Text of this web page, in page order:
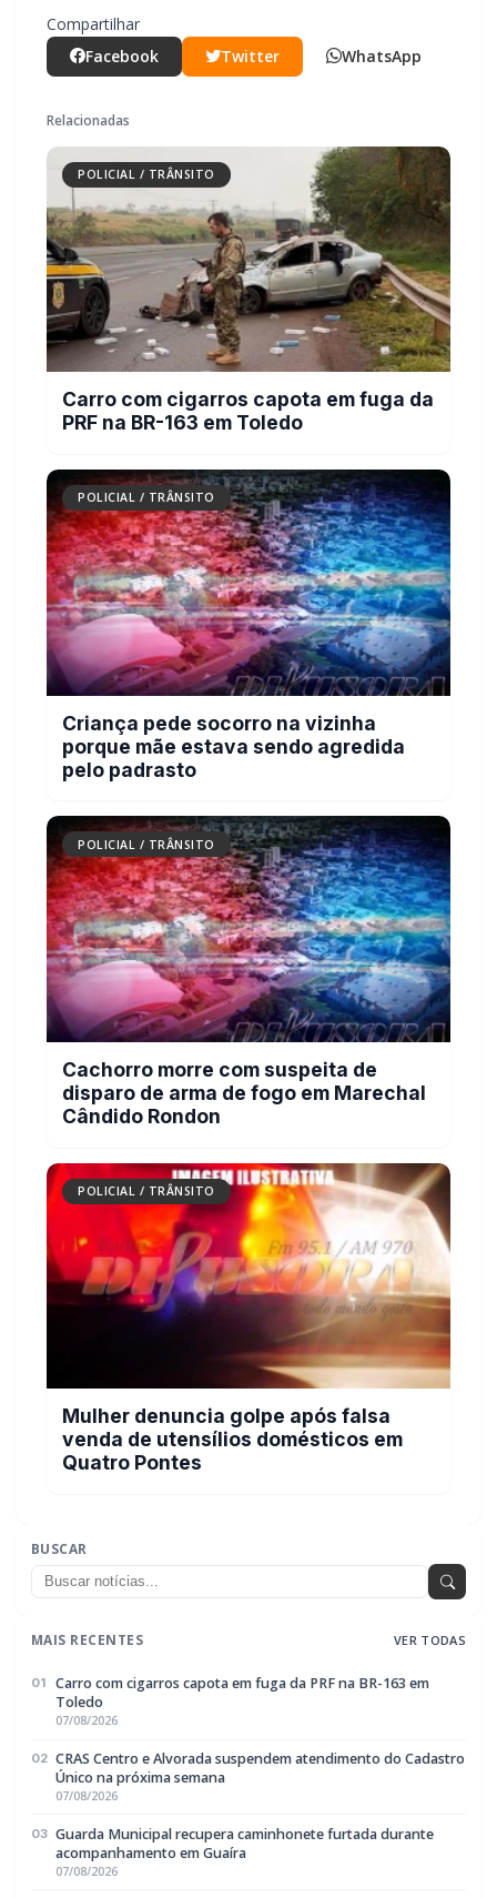
Compartilhar
Facebook
Twitter WhatsApp
Relacionadas
POLICIAL / TRÂNSITO
Carro com cigarros capota em fuga da
PRF na BR-163 em Toledo
POLICIAL / TRÂNSITO
Criança pede socorro na vizinha
porque mãe estava sendo agredida
pelo padrasto
POLICIAL / TRÂNSITO
Cachorro morre com suspeita de
disparo de arma de fogo em Marechal
Cândido Rondon
POLICIAL / TRÂNSITO
Mulher denuncia golpe após falsa
venda de utensílios domésticos em
Quatro Pontes
BUSCAR
MAIS RECENTES VER TODAS
01
Carro com cigarros capota em fuga da PRF na BR-163 em
Toledo
07/08/2026
02 CRAS Centro e Alvorada suspendem atendimento do Cadastro
Único na próxima semana
07/08/2026
03 Guarda Municipal recupera caminhonete furtada durante
acompanhamento em Guaíra
07/08/2026